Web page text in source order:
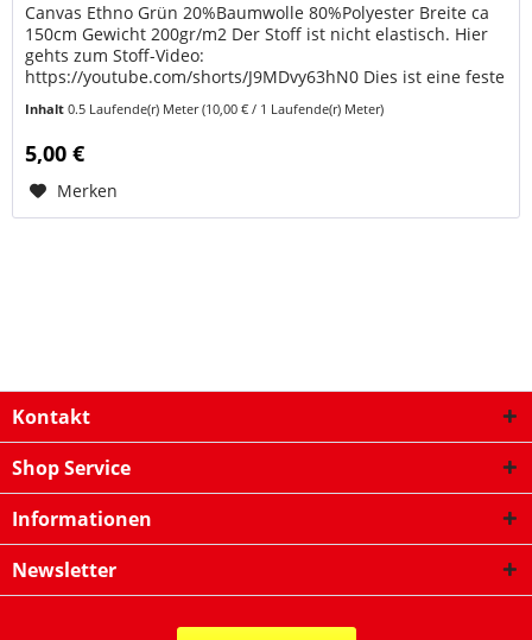
Canvas Ethno Grün 20%Baumwolle 80%Polyester Breite ca
150cm Gewicht 200gr/m2 Der Stoff ist nicht elastisch. Hier
gehts zum Stoff-Video:
https://youtube.com/shorts/J9MDvy63hN0 Dies ist eine feste
Inhalt0.5 Laufende(r) Meter(10,00 € / 1 Laufende(r) Meter)
5,00 €
Merken
Kontakt
Shop Service
Informationen
Newsletter